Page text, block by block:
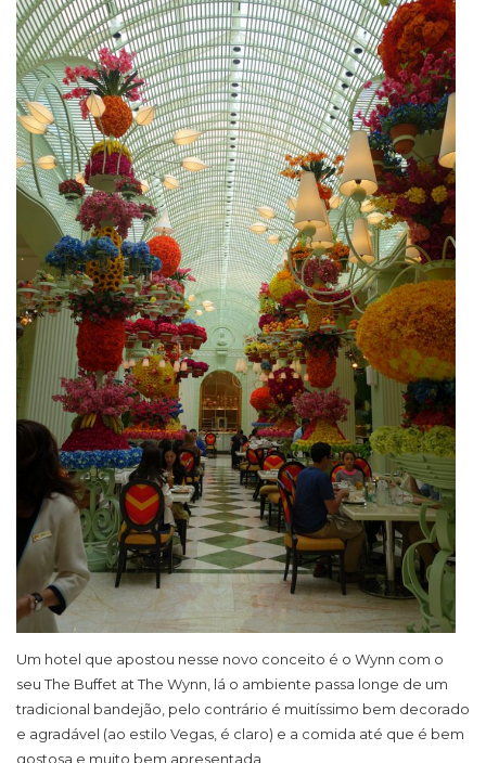
Um hotel que apostou nesse novo conceito é o Wynn com o
seu The Buffet at The Wynn, lá o ambiente passa longe de um
tradicional bandejão, pelo contrário é muitíssimo bem decorado
e agradável (ao estilo Vegas, é claro) e a comida até que é bem
gostosa e muito bem apresentada.